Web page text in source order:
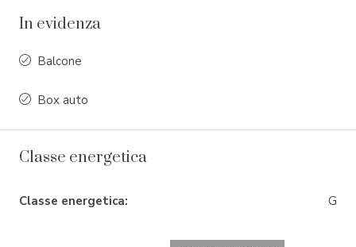
In evidenza
Balcone
Box auto
Classe energetica
Classe energetica: G